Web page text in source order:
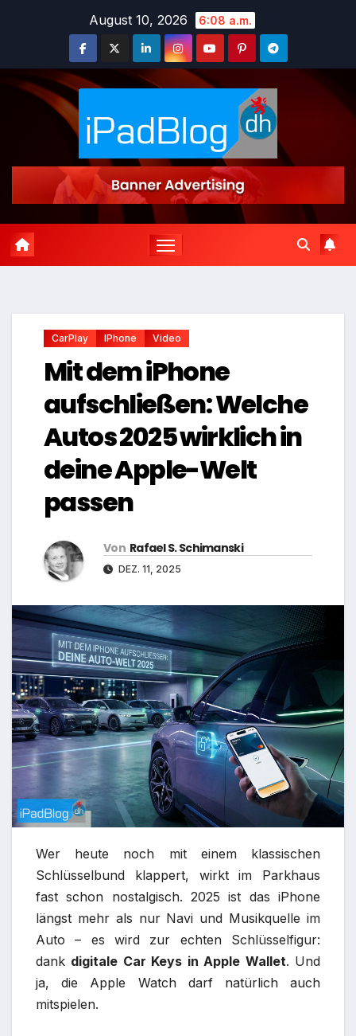
August 10, 2026 6:08 a.m.
CarPlay IPhone Video
Mit dem iPhone
aufschließen: Welche
Autos 2025 wirklich in
deine Apple-Welt
passen
Von Rafael S. Schimanski
DEZ. 11, 2025
Wer heute noch mit einem klassischen
Schlüsselbund klappert, wirkt im Parkhaus
fast schon nostalgisch. 2025 ist das iPhone
längst mehr als nur Navi und Musikquelle im
Auto – es wird zur echten Schlüsselfigur:
dank digitale Car Keys in Apple Wallet. Und
ja, die Apple Watch darf natürlich auch
mitspielen.​